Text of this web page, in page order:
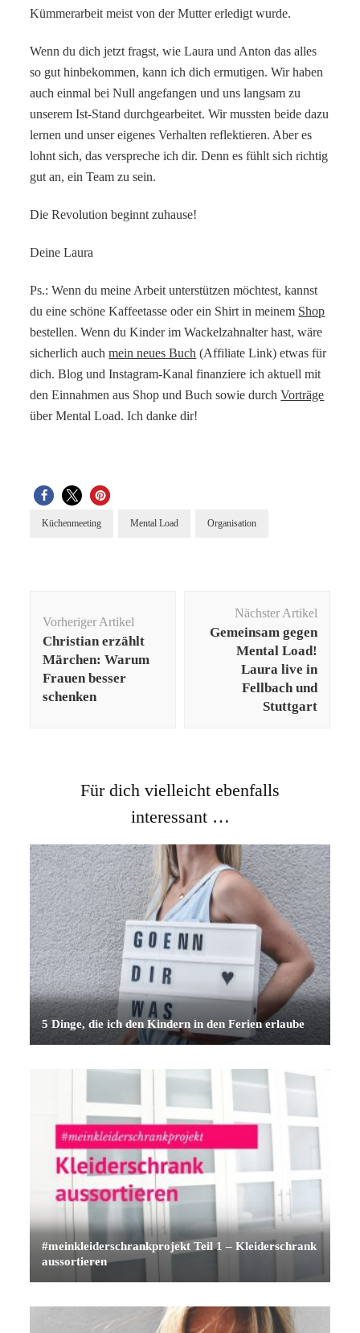
Kümmerarbeit meist von der Mutter erledigt wurde.
Wenn du dich jetzt fragst, wie Laura und Anton das alles
so gut hinbekommen, kann ich dich ermutigen. Wir haben
auch einmal bei Null angefangen und uns langsam zu
unserem Ist-Stand durchgearbeitet. Wir mussten beide dazu
lernen und unser eigenes Verhalten reflektieren. Aber es
lohnt sich, das verspreche ich dir. Denn es fühlt sich richtig
gut an, ein Team zu sein.
Die Revolution beginnt zuhause!
Deine Laura
Ps.: Wenn du meine Arbeit unterstützen möchtest, kannst
du eine schöne Kaffeetasse oder ein Shirt in meinem Shop
bestellen. Wenn du Kinder im Wackelzahnalter hast, wäre
sicherlich auchmein neues Buch (Affiliate Link) etwas für
dich. Blog und Instagram-Kanal finanziere ich aktuell mit
den Einnahmen aus Shop und Buch sowie durchVorträge
über Mental Load. Ich danke dir!
Küchenmeeting Mental Load Organisation
Vorheriger Artikel
Christian erzählt
Märchen: Warum
Frauen besser
schenken
Nächster Artikel
Gemeinsam gegen
Mental Load!
Laura live in
Fellbach und
Stuttgart
Für dich vielleicht ebenfalls
interessant …
5 Dinge, die ich den Kindern in den Ferien erlaube
#meinkleiderschrankprojekt Teil 1 – Kleiderschrank
aussortieren